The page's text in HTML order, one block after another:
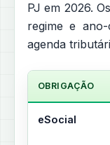
PJ em 2026.
regime e
agenda
OBRIGAÇÃO
eSocial